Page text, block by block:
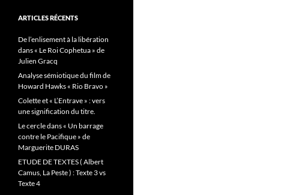
ARTICLES RÉCENTS
De l’enlisement à la libération
dans « Le Roi Cophetua » de
Julien Gracq
Analyse sémiotique du film de
Howard Hawks « Rio Bravo »
Colette et « L’Entrave » : vers
une signification du titre.
Le cercle dans « Un barrage
contre le Pacifique » de
Marguerite DURAS
ETUDE DE TEXTES ( Albert
Camus, La Peste ) : Texte 3 vs
Texte 4